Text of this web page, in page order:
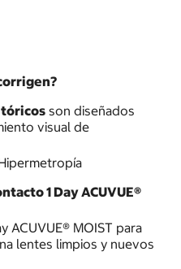
tóricosson diseñados
visual de
1 Day ACUVUE®
ACUVUE® MOIST para
lentes limpios y nuevos